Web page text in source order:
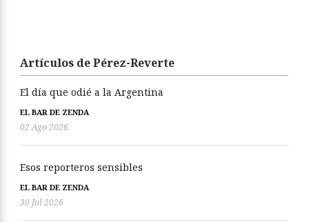
Artículos de Pérez-Reverte
El día que odié a la Argentina
EL BAR DE ZENDA
02 Ago 2026
Esos reporteros sensibles
EL BAR DE ZENDA
30 Jul 2026